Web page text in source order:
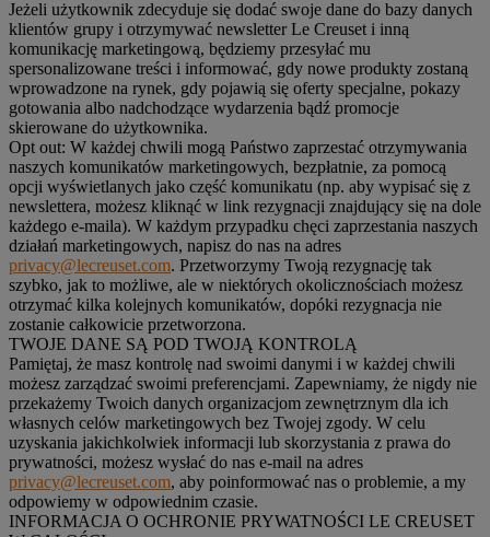
Jeżeli użytkownik zdecyduje się dodać swoje dane do bazy danych
klientów grupy i otrzymywać newsletter Le Creuset i inną
komunikację marketingową, będziemy przesyłać mu
spersonalizowane treści i informować, gdy nowe produkty zostaną
wprowadzone na rynek, gdy pojawią się oferty specjalne, pokazy
gotowania albo nadchodzące wydarzenia bądź promocje
skierowane do użytkownika.
Opt out: W każdej chwili mogą Państwo zaprzestać otrzymywania
naszych komunikatów marketingowych, bezpłatnie, za pomocą
opcji wyświetlanych jako część komunikatu (np. aby wypisać się z
newslettera, możesz kliknąć w link rezygnacji znajdujący się na dole
każdego e-maila). W każdym przypadku chęci zaprzestania naszych
działań marketingowych, napisz do nas na adres
privacy@lecreuset.com. Przetworzymy Twoją rezygnację tak
szybko, jak to możliwe, ale w niektórych okolicznościach możesz
otrzymać kilka kolejnych komunikatów, dopóki rezygnacja nie
zostanie całkowicie przetworzona.
TWOJE DANE SĄ POD TWOJĄ KONTROLĄ
Pamiętaj, że masz kontrolę nad swoimi danymi i w każdej chwili
możesz zarządzać swoimi preferencjami. Zapewniamy, że nigdy nie
przekażemy Twoich danych organizacjom zewnętrznym dla ich
własnych celów marketingowych bez Twojej zgody. W celu
uzyskania jakichkolwiek informacji lub skorzystania z prawa do
prywatności, możesz wysłać do nas e-mail na adres
privacy@lecreuset.com, aby poinformować nas o problemie, a my
odpowiemy w odpowiednim czasie.
INFORMACJA O OCHRONIE PRYWATNOŚCI LE CREUSET